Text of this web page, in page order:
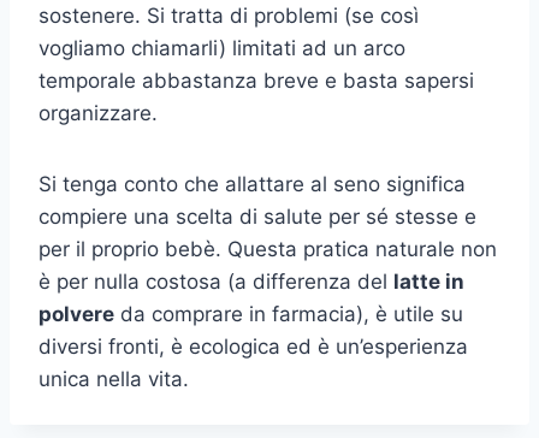
sostenere. Si tratta di problemi (se così
vogliamo chiamarli) limitati ad un arco
temporale abbastanza breve e basta sapersi
organizzare.
Si tenga conto che allattare al seno significa
compiere una scelta di salute per sé stesse e
per il proprio bebè. Questa pratica naturale non
è per nulla costosa (a differenza del latte in
polvere da comprare in farmacia), è utile su
diversi fronti, è ecologica ed è un’esperienza
unica nella vita.